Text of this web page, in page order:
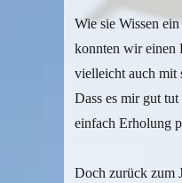
Wie sie Wissen
konnten wir einen
vielleicht auch mit
Dass es mir gut
einfach Erholung
Doch zurück zum